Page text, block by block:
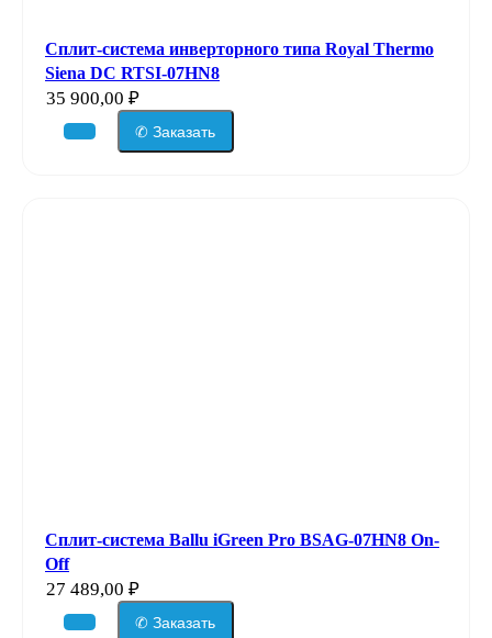
Сплит-система инверторного типа Royal Thermo
Siena DC RTSI-07HN8
35 900,00 ₽
✆ Заказать
Сплит-система Ballu iGreen Pro BSAG-07HN8 On-
Off
27 489,00 ₽
✆ Заказать